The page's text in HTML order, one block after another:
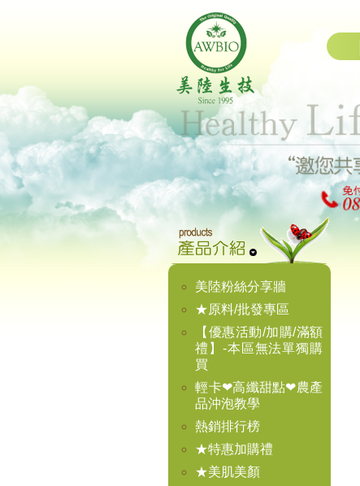
美陸粉絲分享牆
★原料/批發專區
【優惠活動/加購/滿額
禮】-本區無法單獨購
買
輕卡❤高纖甜點❤農產
品沖泡教學
熱銷排行榜
★特惠加購禮
★美肌美顏